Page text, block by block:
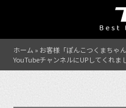
ホーム » お客様「ぽんこつくまちゃ
YouTubeチャンネルにUPしてくれま